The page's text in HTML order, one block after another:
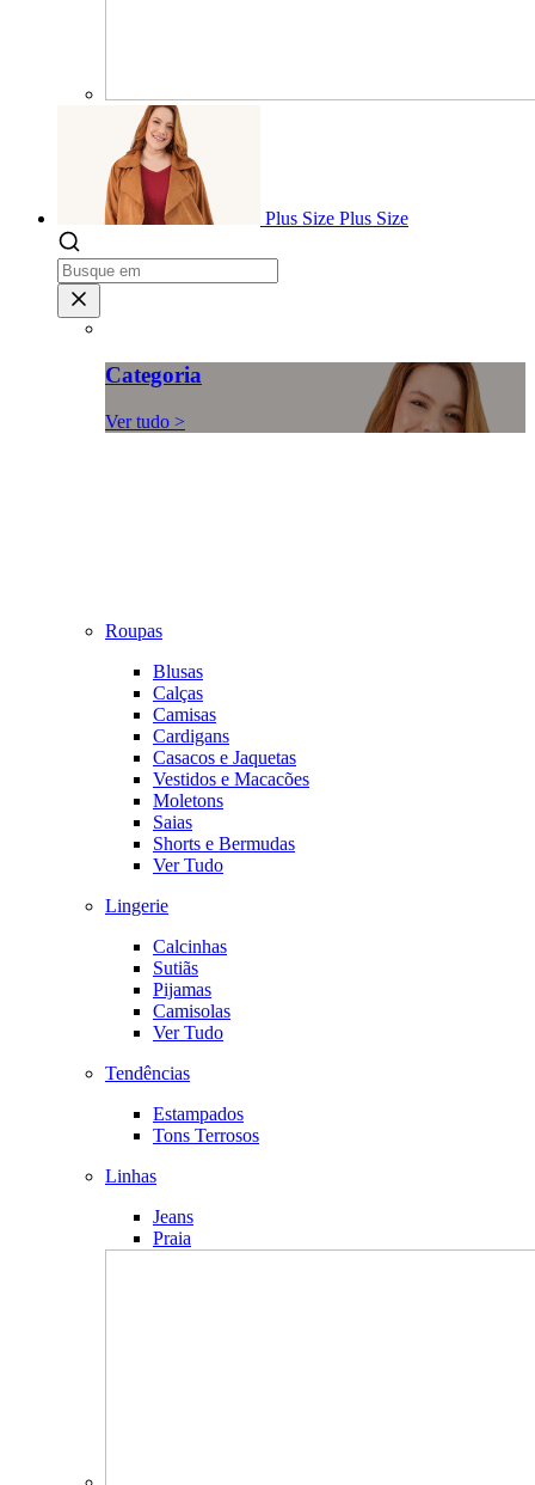
Plus Size Plus Size
Categoria
Ver tudo >
Roupas
Blusas
Calças
Camisas
Cardigans
Casacos e Jaquetas
Vestidos e Macacões
Moletons
Saias
Shorts e Bermudas
Ver Tudo
Lingerie
Calcinhas
Sutiãs
Pijamas
Camisolas
Ver Tudo
Tendências
Estampados
Tons Terrosos
Linhas
Jeans
Praia